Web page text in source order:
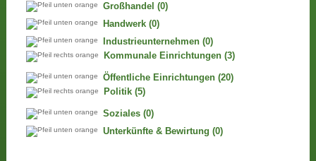
Großhandel (0)
Handwerk (0)
Industrieunternehmen (0)
Kommunale Einrichtungen (3)
Öffentliche Einrichtungen (20)
Politik (5)
Soziales (0)
Unterkünfte & Bewirtung (0)